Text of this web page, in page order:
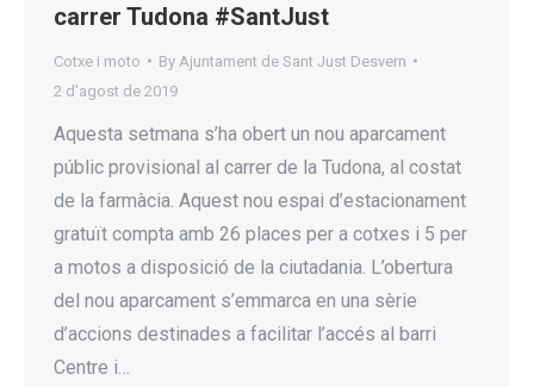
carrer Tudona #SantJust
Cotxe i moto By Ajuntament de Sant Just Desvern
2 d'agost de 2019
Aquesta setmana s’ha obert un nou aparcament
públic provisional al carrer de la Tudona, al costat
de la farmàcia. Aquest nou espai d’estacionament
gratuït compta amb 26 places per a cotxes i 5 per
a motos a disposició de la ciutadania. L’obertura
del nou aparcament s’emmarca en una sèrie
d’accions destinades a facilitar l’accés al barri
Centre i…